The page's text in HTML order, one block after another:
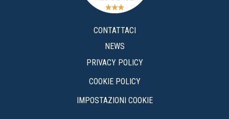
CONTATTACI
NEWS
PRIVACY POLICY
COOKIE POLICY
IMPOSTAZIONI COOKIE